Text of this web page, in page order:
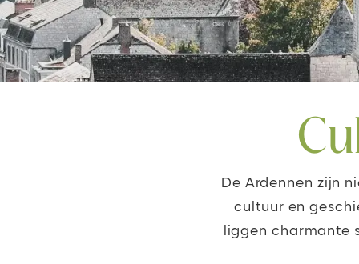
De Ardennen zijn
cultuur en
liggen charmante